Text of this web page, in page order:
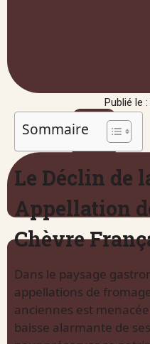
Publié le
Sommaire
Le Déclin de
Appellation
Chèvre
Dans le paysage
appellations de
anciennes est
baisse alarmante de